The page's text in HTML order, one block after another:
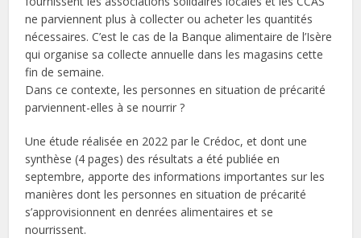
ne parviennent plus à collecter ou acheter les quantités
nécessaires. C’est le cas de la Banque alimentaire de l’Isère
qui organise sa collecte annuelle dans les magasins cette
fin de semaine.
Dans ce contexte, les personnes en situation de précarité
parviennent-elles à se nourrir ?
Une étude réalisée en 2022 par le Crédoc, et dont une
synthèse (4 pages) des résultats a été publiée en
septembre, apporte des informations importantes sur les
manières dont les personnes en situation de précarité
s’approvisionnent en denrées alimentaires et se
nourrissent.